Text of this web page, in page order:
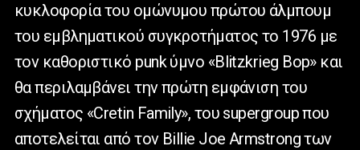
κυκλοφορία του ομώνυμου πρώτου άλμπουμ
του εμβληματικού συγκροτήματος το 1976 με
τον καθοριστικό punk ύμνο «Blitzkrieg Bop» και
θα περιλαμβάνει την πρώτη εμφάνιση του
σχήματος «Cretin Family», του supergroup που
αποτελείται από τον Billie Joe Armstrong των